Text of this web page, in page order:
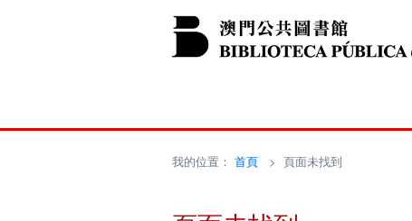
我的位置： 首頁> 頁面未找到